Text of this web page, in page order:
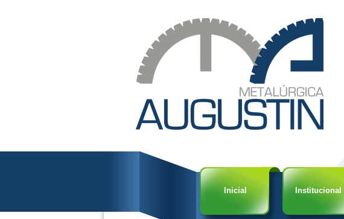
Inicial Institucional